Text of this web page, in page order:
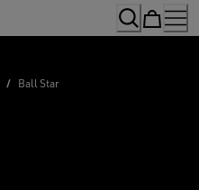
/ Ball Star